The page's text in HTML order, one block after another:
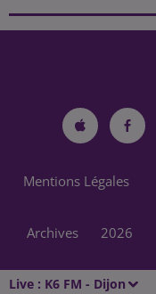
Live : K6 FM - Dijon
Mentions Légales
Archives 2026